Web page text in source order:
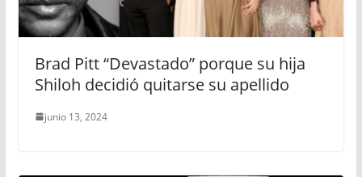
Brad Pitt “Devastado” porque su hija
Shiloh decidió quitarse su apellido
junio 13, 2024